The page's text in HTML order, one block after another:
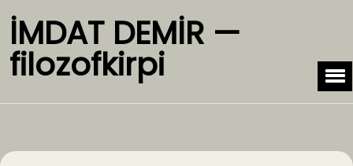
İMDAT DEMİR —
filozofkirpi